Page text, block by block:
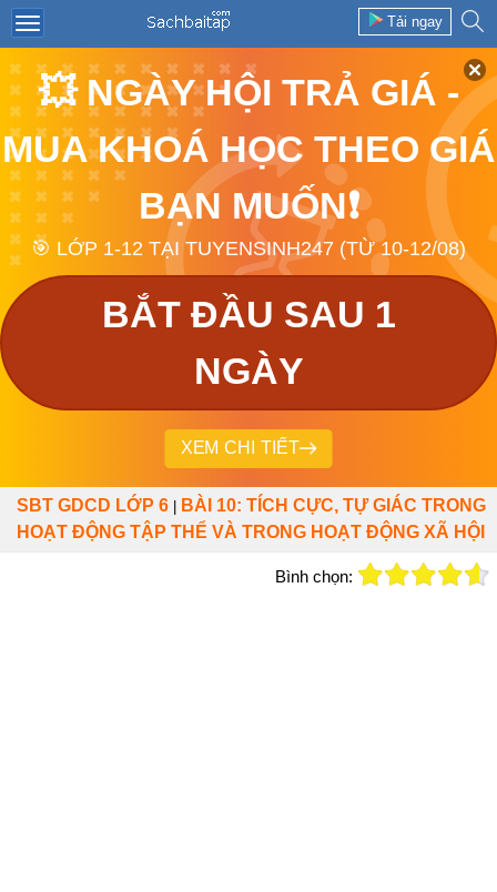
Tải ngay
💥 NGÀY HỘI TRẢ GIÁ -
MUA KHOÁ HỌC THEO GIÁ
BẠN MUỐN❗
🎯 LỚP 1-12 TẠI TUYENSINH247 (TỪ 10-12/08)
BẮT ĐẦU SAU 1
NGÀY
XEM CHI TIẾT
SBT GDCD LỚP 6
BÀI 10: TÍCH CỰC, TỰ GIÁC TRONG
HOẠT ĐỘNG TẬP THỂ VÀ TRONG HOẠT ĐỘNG XÃ HỘI
Bình chọn: